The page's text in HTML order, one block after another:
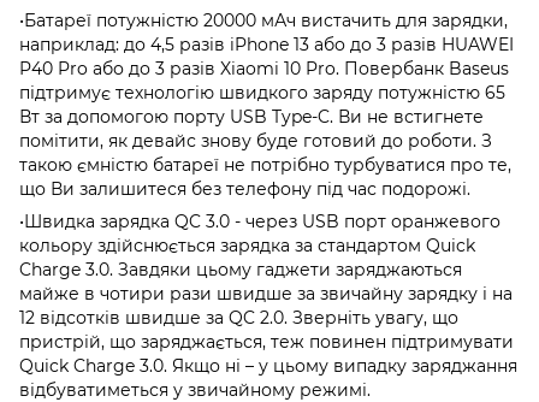
•Батареї потужністю 20000 мАч вистачить для зарядки,
наприклад: до 4,5 разів iPhone 13 або до 3 разів HUAWEI
P40 Pro або до 3 разів Xiaomi 10 Pro. Повербанк Baseus
підтримує технологію швидкого заряду потужністю 65
Вт за допомогою порту USB Type-C. Ви не встигнете
помітити, як девайс знову буде готовий до роботи. З
такою ємністю батареї не потрібно турбуватися про те,
що Ви залишитеся без телефону під час подорожі.
•Швидка зарядка QC 3.0 - через USB порт оранжевого
кольору здійснюється зарядка за стандартом Quick
Charge 3.0. Завдяки цьому гаджети заряджаються
майже в чотири рази швидше за звичайну зарядку і на
12 відсотків швидше за QC 2.0. Зверніть увагу, що
пристрій, що заряджається, теж повинен підтримувати
Quick Charge 3.0. Якщо ні – у цьому випадку заряджання
відбуватиметься у звичайному режимі.